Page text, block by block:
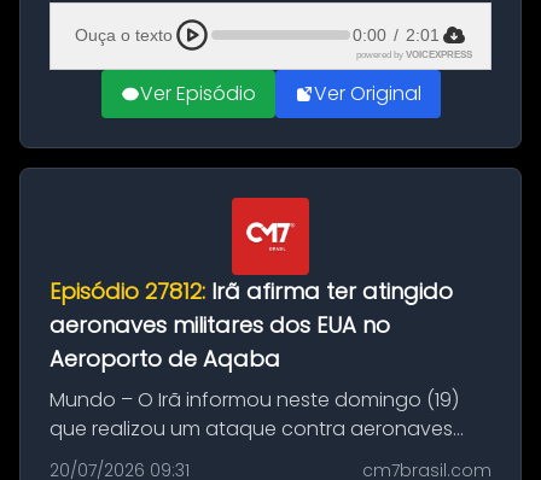
Manaus, na Zona Oeste. A batida ter...
Ouça o texto 0:00 / 2:01
powered by VOICEXPRESS
Ver Episódio Ver Original
Episódio 27812: Irã afirma ter atingido
aeronaves militares dos EUA no
Aeroporto de Aqaba
Mundo – O Irã informou neste domingo (19)
que realizou um ataque contra aeronaves
militares dos Estados Unidos estacionadas no
20/07/2026 09:31 cm7brasil.com